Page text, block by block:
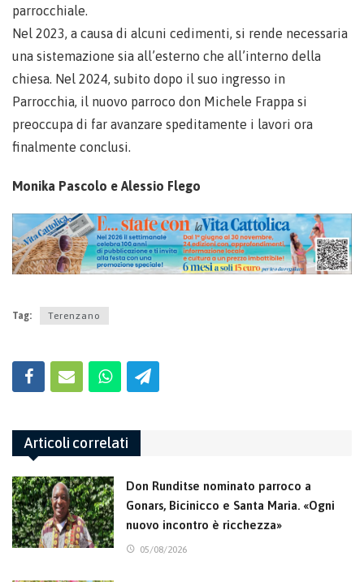
parrocchiale.
Nel 2023, a causa di alcuni cedimenti, si rende necessaria
una sistemazione sia all’esterno che all’interno della
chiesa. Nel 2024, subito dopo il suo ingresso in
Parrocchia, il nuovo parroco don Michele Frappa si
preoccupa di far avanzare speditamente i lavori ora
finalmente conclusi.
Monika Pascolo e Alessio Flego
Tag: Terenzano
Articoli correlati
Don Runditse nominato parroco a
Gonars, Bicinicco e Santa Maria. «Ogni
nuovo incontro è ricchezza»
05/08/2026